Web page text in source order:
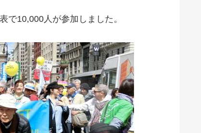
で10,000人が参加しました。